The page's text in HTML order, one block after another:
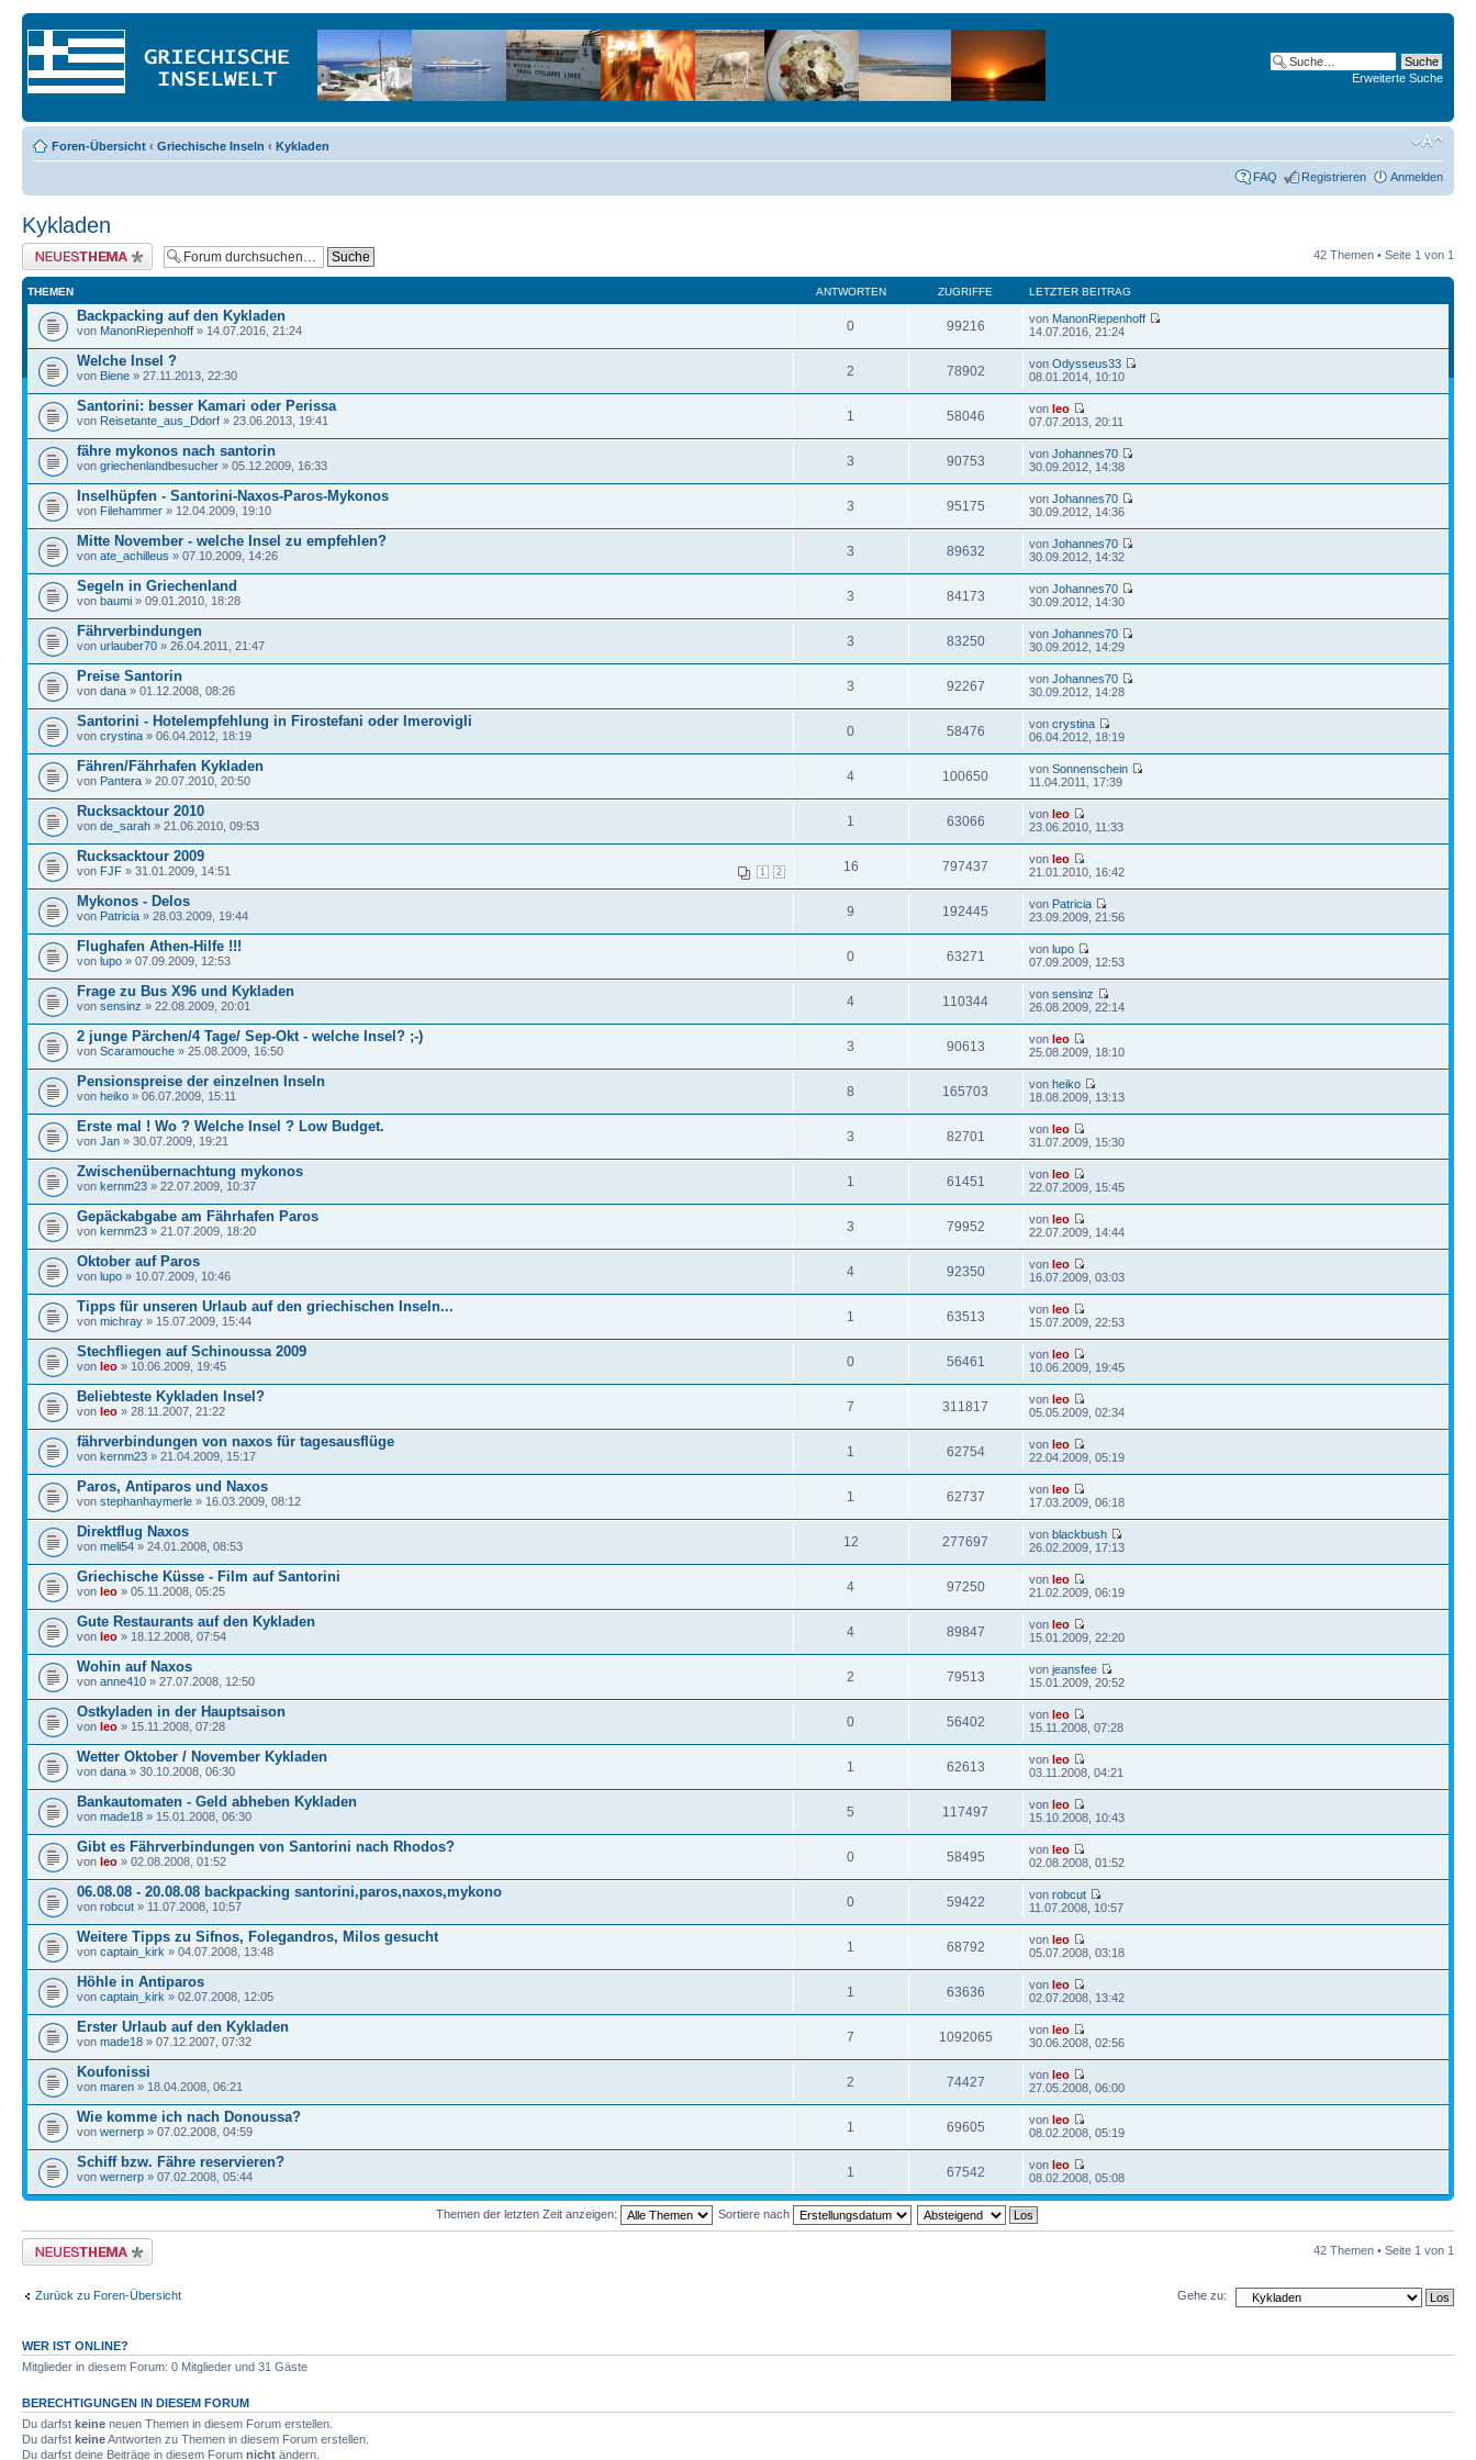
Erweiterte Suche
Foren-Übersicht ‹ Griechische Inseln ‹ Kykladen
FAQ Registrieren Anmelden
Kykladen
Neues Thema erstellen 42 Themen • Seite 1 von 1
THEMEN ANTWORTEN ZUGRIFFE LETZTER BEITRAG
Backpacking auf den Kykladen
von ManonRiepenhoff » 14.07.2016, 21:24 0 99216 von ManonRiepenhoff
14.07.2016, 21:24
Welche Insel ?
von Biene » 27.11.2013, 22:30 2 78902 vonOdysseus33
08.01.2014, 10:10
Santorini: besser Kamari oder Perissa
von Reisetante_aus_Ddorf » 23.06.2013, 19:41 1 58046 vonleo
07.07.2013, 20:11
fähre mykonos nach santorin
von griechenlandbesucher » 05.12.2009, 16:33 3 90753 vonJohannes70
30.09.2012, 14:38
Inselhüpfen - Santorini-Naxos-Paros-Mykonos
von Filehammer » 12.04.2009, 19:10 3 95175 vonJohannes70
30.09.2012, 14:36
Mitte November - welche Insel zu empfehlen?
von ate_achilleus » 07.10.2009, 14:26 3 89632 vonJohannes70
30.09.2012, 14:32
Segeln in Griechenland
von baumi » 09.01.2010, 18:28 3 84173 vonJohannes70
30.09.2012, 14:30
Fährverbindungen
von urlauber70 » 26.04.2011, 21:47 3 83250 vonJohannes70
30.09.2012, 14:29
Preise Santorin
von dana » 01.12.2008, 08:26 3 92267 vonJohannes70
30.09.2012, 14:28
Santorini - Hotelempfehlung in Firostefani oder Imerovigli
von crystina » 06.04.2012, 18:19 0 58476 voncrystina
06.04.2012, 18:19
Fähren/Fährhafen Kykladen
von Pantera » 20.07.2010, 20:50 4 100650 vonSonnenschein
11.04.2011, 17:39
Rucksacktour 2010
von de_sarah » 21.06.2010, 09:53 1 63066 vonleo
23.06.2010, 11:33
Rucksacktour 2009
1 2
von FJF » 31.01.2009, 14:51 16 797437 vonleo
21.01.2010, 16:42
Mykonos - Delos
von Patricia » 28.03.2009, 19:44 9 192445 von Patricia
23.09.2009, 21:56
Flughafen Athen-Hilfe !!!
von lupo » 07.09.2009, 12:53 0 63271 vonlupo
07.09.2009, 12:53
Frage zu Bus X96 und Kykladen
von sensinz » 22.08.2009, 20:01 4 110344 vonsensinz
26.08.2009, 22:14
2 junge Pärchen/4 Tage/ Sep-Okt - welche Insel? ;-)
von Scaramouche » 25.08.2009, 16:50 3 90613 vonleo
25.08.2009, 18:10
Pensionspreise der einzelnen Inseln
von heiko » 06.07.2009, 15:11 8 165703 vonheiko
18.08.2009, 13:13
Erste mal ! Wo ? Welche Insel ? Low Budget.
von Jan » 30.07.2009, 19:21 3 82701 vonleo
31.07.2009, 15:30
Zwischenübernachtung mykonos
von kernm23 » 22.07.2009, 10:37 1 61451 vonleo
22.07.2009, 15:45
Gepäckabgabe am Fährhafen Paros
von kernm23 » 21.07.2009, 18:20 3 79952 vonleo
22.07.2009, 14:44
Oktober auf Paros
von lupo » 10.07.2009, 10:46 4 92350 vonleo
16.07.2009, 03:03
Tipps für unseren Urlaub auf den griechischen Inseln...
von michray » 15.07.2009, 15:44 1 63513 vonleo
15.07.2009, 22:53
Stechfliegen auf Schinoussa 2009
von leo » 10.06.2009, 19:45 0 56461 vonleo
10.06.2009, 19:45
Beliebteste Kykladen Insel?
von leo » 28.11.2007, 21:22 7 311817 vonleo
05.05.2009, 02:34
fährverbindungen von naxos für tagesausflüge
von kernm23 » 21.04.2009, 15:17 1 62754 vonleo
22.04.2009, 05:19
Paros, Antiparos und Naxos
von stephanhaymerle » 16.03.2009, 08:12 1 62737 vonleo
17.03.2009, 06:18
Direktflug Naxos
von meli54 » 24.01.2008, 08:53 12 277697 vonblackbush
26.02.2009, 17:13
Griechische Küsse - Film auf Santorini
von leo » 05.11.2008, 05:25 4 97250 vonleo
21.02.2009, 06:19
Gute Restaurants auf den Kykladen
von leo » 18.12.2008, 07:54 4 89847 vonleo
15.01.2009, 22:20
Wohin auf Naxos
von anne410 » 27.07.2008, 12:50 2 79513 vonjeansfee
15.01.2009, 20:52
Ostkyladen in der Hauptsaison
von leo » 15.11.2008, 07:28 0 56402 vonleo
15.11.2008, 07:28
Wetter Oktober / November Kykladen
von dana » 30.10.2008, 06:30 1 62613 vonleo
03.11.2008, 04:21
Bankautomaten - Geld abheben Kykladen
von made18 » 15.01.2008, 06:30 5 117497 vonleo
15.10.2008, 10:43
Gibt es Fährverbindungen von Santorini nach Rhodos?
von leo » 02.08.2008, 01:52 0 58495 vonleo
02.08.2008, 01:52
06.08.08 - 20.08.08 backpacking santorini,paros,naxos,mykono
von robcut » 11.07.2008, 10:57 0 59422 vonrobcut
11.07.2008, 10:57
Weitere Tipps zu Sifnos, Folegandros, Milos gesucht
von captain_kirk » 04.07.2008, 13:48 1 68792 vonleo
05.07.2008, 03:18
Höhle in Antiparos
von captain_kirk » 02.07.2008, 12:05 1 63636 vonleo
02.07.2008, 13:42
Erster Urlaub auf den Kykladen
von made18 » 07.12.2007, 07:32 7 1092065 vonleo
30.06.2008, 02:56
Koufonissi
von maren » 18.04.2008, 06:21 2 74427 vonleo
27.05.2008, 06:00
Wie komme ich nach Donoussa?
von wernerp » 07.02.2008, 04:59 1 69605 vonleo
08.02.2008, 05:19
Schiff bzw. Fähre reservieren?
von wernerp » 07.02.2008, 05:44 1 67542 vonleo
08.02.2008, 05:08
Themen der letzten Zeit anzeigen: Sortiere nach
Neues Thema erstellen 42 Themen • Seite 1 von 1
Zurück zu Foren-Übersicht Gehe zu:
WER IST ONLINE?
Mitglieder in diesem Forum: 0 Mitglieder und 31 Gäste
BERECHTIGUNGEN IN DIESEM FORUM
Du darfst keine neuen Themen in diesem Forum erstellen.
Du darfst keineAntworten zu Themen in diesem Forum erstellen.
Du darfst deine Beiträge in diesem Forum nicht ändern.